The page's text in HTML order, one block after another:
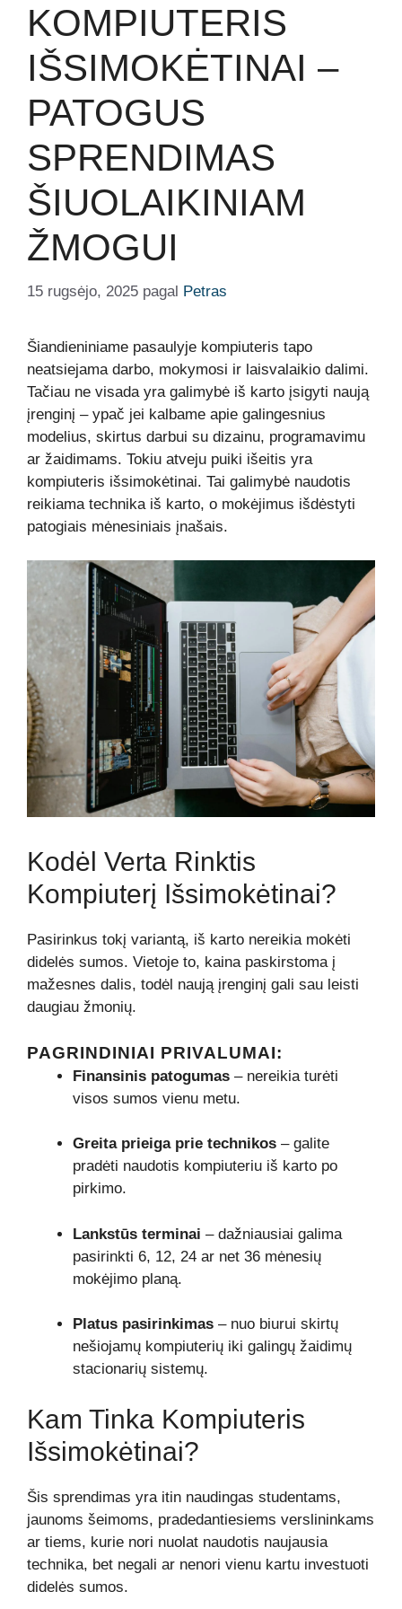
KOMPIUTERIS
IŠSIMOKĖTINAI –
PATOGUS
SPRENDIMAS
ŠIUOLAIKINIAM
ŽMOGUI
15 rugsėjo, 2025 pagal Petras
Šiandieniniame pasaulyje kompiuteris tapo
neatsiejama darbo, mokymosi ir laisvalaikio dalimi.
Tačiau ne visada yra galimybė iš karto įsigyti naują
įrenginį – ypač jei kalbame apie galingesnius
modelius, skirtus darbui su dizainu, programavimu
ar žaidimams. Tokiu atveju puiki išeitis yra
kompiuteris išsimokėtinai. Tai galimybė naudotis
reikiama technika iš karto, o mokėjimus išdėstyti
patogiais mėnesiniais įnašais.
Kodėl Verta Rinktis
Kompiuterį Išsimokėtinai?
Pasirinkus tokį variantą, iš karto nereikia mokėti
didelės sumos. Vietoje to, kaina paskirstoma į
mažesnes dalis, todėl naują įrenginį gali sau leisti
daugiau žmonių.
PAGRINDINIAI PRIVALUMAI:
Finansinis patogumas – nereikia turėti
visos sumos vienu metu.
Greita prieiga prie technikos – galite
pradėti naudotis kompiuteriu iš karto po
pirkimo.
Lankstūs terminai – dažniausiai galima
pasirinkti 6, 12, 24 ar net 36 mėnesių
mokėjimo planą.
Platus pasirinkimas – nuo biurui skirtų
nešiojamų kompiuterių iki galingų žaidimų
stacionarių sistemų.
Kam Tinka Kompiuteris
Išsimokėtinai?
Šis sprendimas yra itin naudingas studentams,
jaunoms šeimoms, pradedantiesiems verslininkams
ar tiems, kurie nori nuolat naudotis naujausia
technika, bet negali ar nenori vienu kartu investuoti
didelės sumos.